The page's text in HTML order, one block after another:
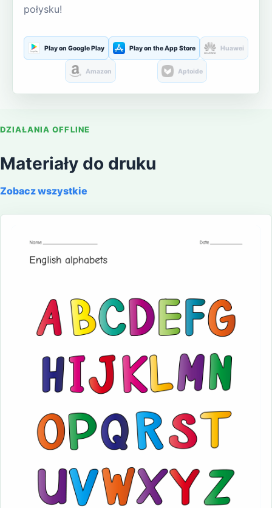
połysku!
Play on Google Play Play on the App Store Huawei
Amazon Aptoide
DZIAŁANIA OFFLINE
Materiały do druku
Zobacz wszystkie